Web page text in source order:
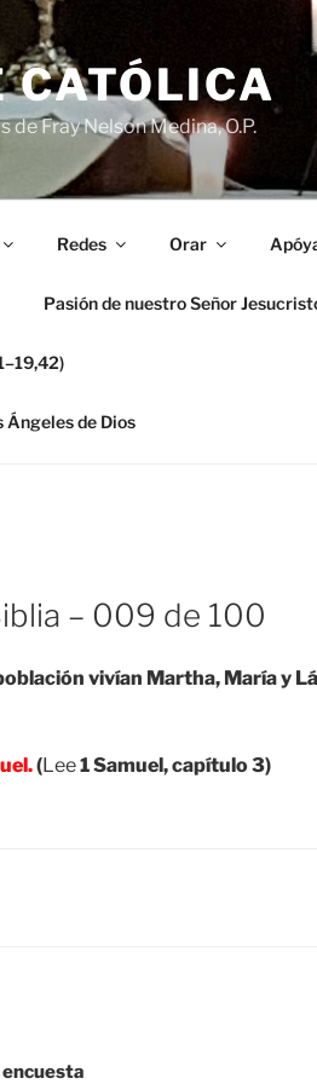
CATÓLICA
Fray Nelson Medina, O.P.
Redes Orar
Pasión de nuestro Señor
Ángeles de Dios
– 009 de 100
vivían Martha, María y
(Lee1 Samuel, capítulo 3)